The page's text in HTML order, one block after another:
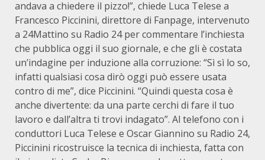
andava a chiedere il pizzo!”, chiede Luca Telese a
Francesco Piccinini, direttore di Fanpage, intervenuto
a 24Mattino su Radio 24 per commentare l’inchiesta
che pubblica oggi il suo giornale, e che gli è costata
un’indagine per induzione alla corruzione: “Sì sì lo so,
infatti qualsiasi cosa dirò oggi può essere usata
contro di me”, dice Piccinini. “Quindi questa cosa è
anche divertente: da una parte cerchi di fare il tuo
lavoro e dall’altra ti trovi indagato”. Al telefono con i
conduttori Luca Telese e Oscar Giannino su Radio 24,
Piccinini ricostruisce la tecnica di inchiesta, fatta con